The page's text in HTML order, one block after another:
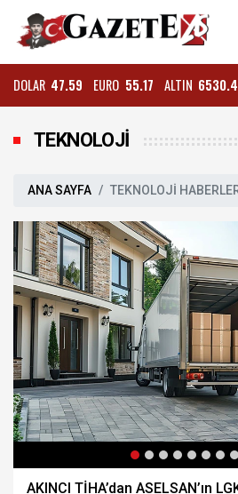
DOLAR 47.59 EURO 55.17 ALTIN 6530.4
TEKNOLOJİ
ANA SAYFA TEKNOLOJİ
AKINCI TİHA’dan ASELSAN’ın